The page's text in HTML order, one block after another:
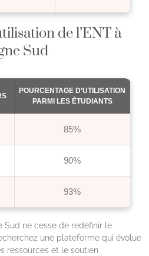
de l’ENT à
Sud
POURCENTAGE D’UTILISATION
PARMI LES ÉTUDIANTS
85%
90%
93%
Sud ne cesse de redéfinir le
une plateforme qui évolue
ressources et le soutien